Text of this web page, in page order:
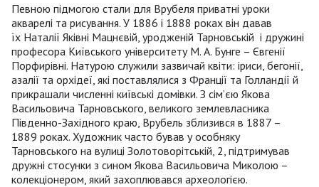
Певною підмогою стали для Врубеля приватні уроки
акварелі та рисування. У 1886 і 1888 роках він давав
їх Наталії Яківні Мацнєвій, уродженій Тарновській і дружині
професора Київського університету М. А. Бунге – Євгенії
Порфирівні. Натурою служили зазвичай квіти: іриси, бегонії,
азалії та орхідеї, які поставлялися з Франції та Голландії й
прикрашали численні київські домівки. З сім’єю Якова
Васильовича Тарновського, великого землевласника
Південно-Західного краю, Врубель зблизився в 1887 –
1889 роках. Художник часто бував у особняку
Тарновського на вулиці Золотоворітській, 2, підтримував
дружні стосунки з сином Якова Васильовича Миколою –
колекціонером, який захоплювався археологією.